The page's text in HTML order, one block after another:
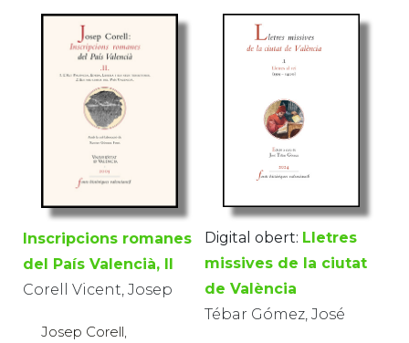
Inscripcions romanes
del País Valencià, II
Corell Vicent, Josep
Josep Corell,
Digital obert: Lletres
missives de la ciutat
de València
Tébar Gómez, José